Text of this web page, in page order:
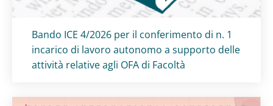
Titolo card:
Bando ICE 4/2026 per il conferimento di n. 1
incarico di lavoro autonomo a supporto delle
attività relative agli OFA di Facoltà